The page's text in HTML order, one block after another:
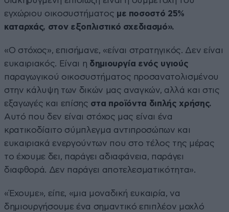
εγχώριου οικοσυστήματος με ποσοστό 25%
καταρχάς, στον εξοπλιστικό σχεδιασμό».
«Ο στόχος», επισήμανε, «είναι στρατηγικός. Δεν είναι
ευκαιριακός. Είναι η δημιουργία ενός υγιούς
παραγωγικού οικοσυστήματος προσανατολισμένου
στην κάλυψη των δικών μας αναγκών, αλλά και στις
εξαγωγές και επίσης στα προϊόντα διπλής χρήσης.
Αυτό που δεν είναι στόχος μας είναι ένα
κρατικοδίαιτο σύμπλεγμα αντιπροσώπων και
ευκαιριακά ενεργούντων που στο τέλος της μέρας
το έχουμε δει, παράγει αδιαφάνεια, παράγει
διαφθορά. Δεν παράγει αποτελεσματικότητα».
«Έχουμε», είπε, «μια μοναδική ευκαιρία, να
δημιουργήσουμε ένα σημαντικό επιπλέον μοχλό